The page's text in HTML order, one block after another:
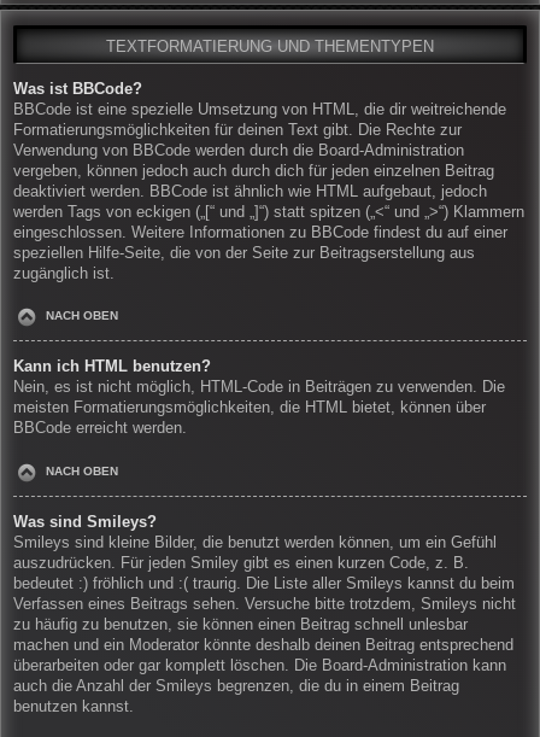
TEXTFORMATIERUNG UND THEMENTYPEN
Was ist BBCode?
BBCode ist eine spezielle Umsetzung von HTML, die dir weitreichende
Formatierungsmöglichkeiten für deinen Text gibt. Die Rechte zur
Verwendung von BBCode werden durch die Board-Administration
vergeben, können jedoch auch durch dich für jeden einzelnen Beitrag
deaktiviert werden. BBCode ist ähnlich wie HTML aufgebaut, jedoch
werden Tags von eckigen („[“ und „]“) statt spitzen („<“ und „>“) Klammern
eingeschlossen. Weitere Informationen zu BBCode findest du auf einer
speziellen Hilfe-Seite, die von der Seite zur Beitragserstellung aus
zugänglich ist.
NACH OBEN
Kann ich HTML benutzen?
Nein, es ist nicht möglich, HTML-Code in Beiträgen zu verwenden. Die
meisten Formatierungsmöglichkeiten, die HTML bietet, können über
BBCode erreicht werden.
NACH OBEN
Was sind Smileys?
Smileys sind kleine Bilder, die benutzt werden können, um ein Gefühl
auszudrücken. Für jeden Smiley gibt es einen kurzen Code, z. B.
bedeutet :) fröhlich und :( traurig. Die Liste aller Smileys kannst du beim
Verfassen eines Beitrags sehen. Versuche bitte trotzdem, Smileys nicht
zu häufig zu benutzen, sie können einen Beitrag schnell unlesbar
machen und ein Moderator könnte deshalb deinen Beitrag entsprechend
überarbeiten oder gar komplett löschen. Die Board-Administration kann
auch die Anzahl der Smileys begrenzen, die du in einem Beitrag
benutzen kannst.